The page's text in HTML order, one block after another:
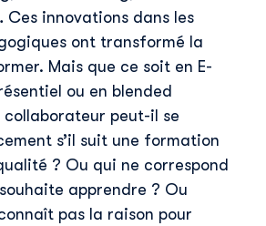
innovations dans les
ont transformé la
Mais que ce soit en E-
ou en blended
collaborateur peut-il se
s’il suit une formation
? Ou qui ne correspond
apprendre ? Ou
pas la raison pour